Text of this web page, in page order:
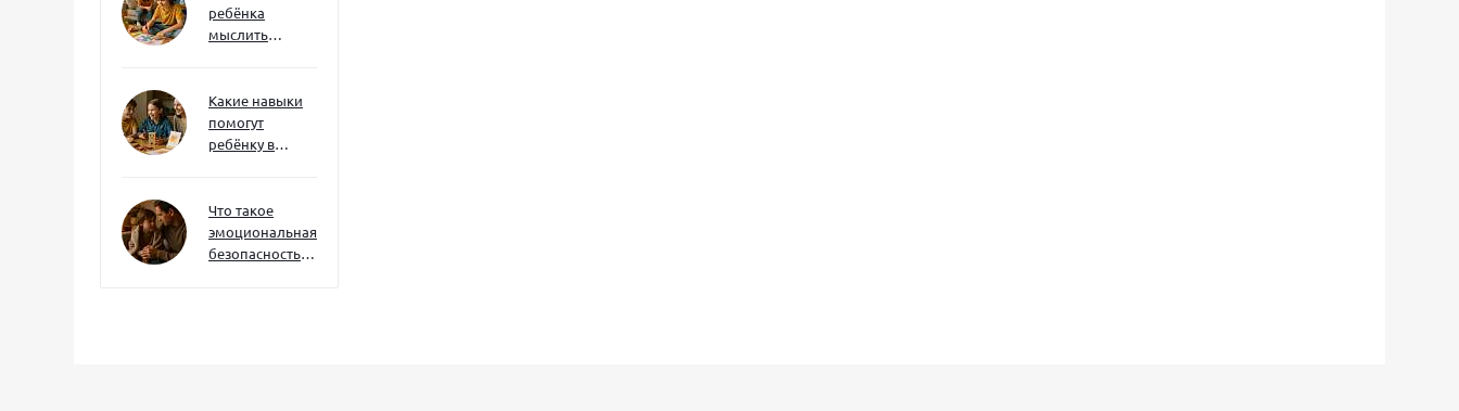
ребёнка
мыслить
сложностей
Какие навыки
помогут
ребёнку в
их уже сейчас
Что такое
эмоциональная
безопасность